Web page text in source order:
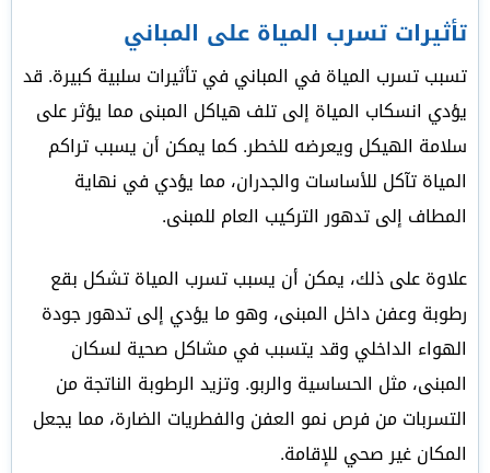
تأثيرات تسرب المياة على المباني
تسبب تسرب المياة في المباني في تأثيرات سلبية كبيرة. قد
يؤدي انسكاب المياة إلى تلف هياكل المبنى مما يؤثر على
سلامة الهيكل ويعرضه للخطر. كما يمكن أن يسبب تراكم
المياة تآكل للأساسات والجدران، مما يؤدي في نهاية
المطاف إلى تدهور التركيب العام للمبنى.
علاوة على ذلك، يمكن أن يسبب تسرب المياة تشكل بقع
رطوبة وعفن داخل المبنى، وهو ما يؤدي إلى تدهور جودة
الهواء الداخلي وقد يتسبب في مشاكل صحية لسكان
المبنى، مثل الحساسية والربو. وتزيد الرطوبة الناتجة من
التسربات من فرص نمو العفن والفطريات الضارة، مما يجعل
المكان غير صحي للإقامة.